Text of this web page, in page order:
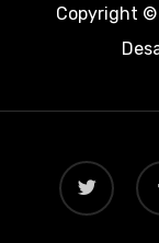
Copyright ©
twitter